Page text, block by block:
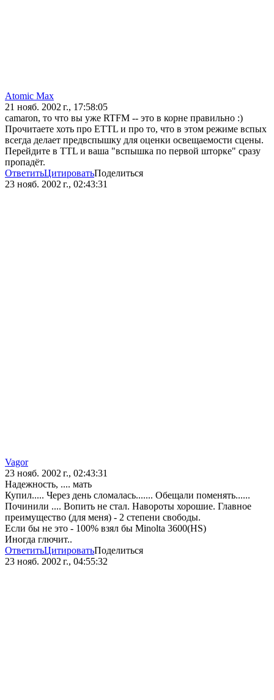
Atomic Max
21 нояб. 2002 г., 17:58:05
camaron, то что вы уже RTFM -- это в корне правильно :)
Прочитаете хоть про ETTL и про то, что в этом режиме вспых
всегда делает предвспышку для оценки освещаемости сцены.
Перейдите в TTL и ваша "вспышка по первой шторке" сразу
пропадёт.
ОтветитьЦитироватьПоделиться
23 нояб. 2002 г., 02:43:31
Vagor
23 нояб. 2002 г., 02:43:31
Надежность, .... мать
Купил..... Через день сломалась....... Обещали поменять......
Починили .... Вопить не стал. Навороты хорошие. Главное
преимущество (для меня) - 2 степени свободы.
Если бы не это - 100% взял бы Minolta 3600(HS)
Иногда глючит..
ОтветитьЦитироватьПоделиться
23 нояб. 2002 г., 04:55:32